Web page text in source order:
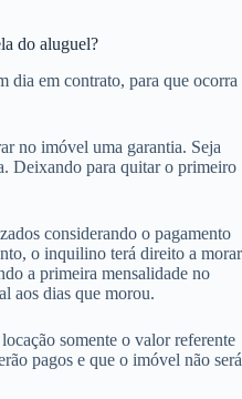
do aluguel?
dia em contrato, para que ocorra
no imóvel uma garantia. Seja
Deixando para quitar o primeiro
considerando o pagamento
o inquilino terá direito a morar
a primeira mensalidade no
aos dias que morou.
somente o valor referente
pagos e que o imóvel não será